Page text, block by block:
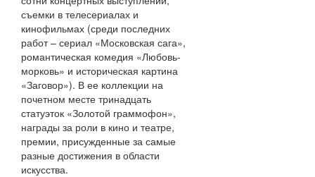
съемки в телесериалах и
кинофильмах (среди последних
работ – сериал «Московская сага»,
романтическая комедия «Любовь-
морковь» и историческая картина
«Заговор»). В ее коллекции на
почетном месте тринадцать
статуэток «Золотой граммофон»,
награды за роли в кино и театре,
премии, присужденные за самые
разные достижения в области
искусства.